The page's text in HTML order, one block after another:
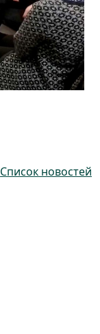
Список новостей